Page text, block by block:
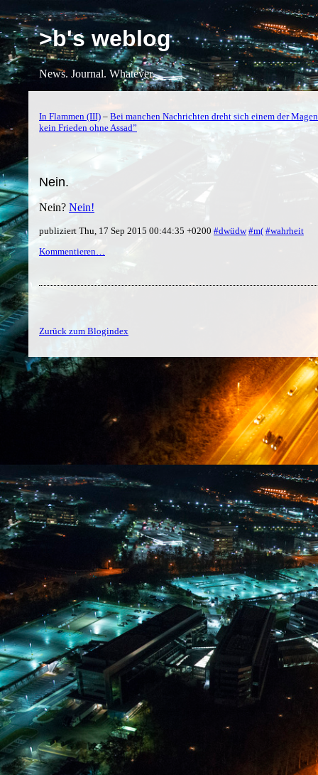
>b's weblog
News. Journal. Whatever.
In Flammen (III) – Bei manchen Nachrichten dreht sich einem der
kein Frieden ohne Assad”
Nein.
Nein? Nein!
publiziert Thu, 17 Sep 2015 00:44:35 +0200 #dwüdw #m( #wahrheit
Kommentieren…
Zurück zum Blogindex